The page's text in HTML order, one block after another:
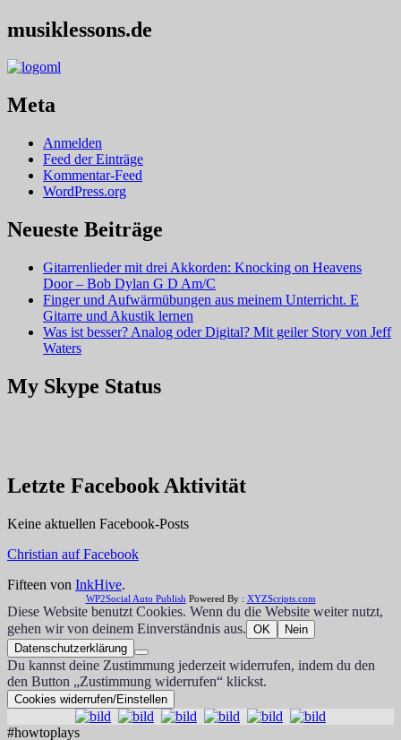
musiklessons.de
Meta
Anmelden
Feed der Einträge
Kommentar-Feed
WordPress.org
Neueste Beiträge
Gitarrenlieder mit drei Akkorden: Knocking on Heavens
Door – Bob Dylan G D Am/C
Finger und Aufwärmübungen aus meinem Unterricht. E
Gitarre und Akustik lernen
Was ist besser? Analog oder Digital? Mit geiler Story von Jeff
Waters
My Skype Status
Letzte Facebook Aktivität
Keine aktuellen Facebook-Posts
Christian auf Facebook
Fifteen von InkHive.
WP2Social Auto Publish Powered By : XYZScripts.com
Diese Website benutzt Cookies. Wenn du die Website weiter nutzt,
gehen wir von deinem Einverständnis aus. OK
Nein
Datenschutzerklärung
Du kannst deine Zustimmung jederzeit widerrufen, indem du den
den Button „Zustimmung widerrufen“ klickst.
Cookies widerrufen/Einstellen
#howtoplays